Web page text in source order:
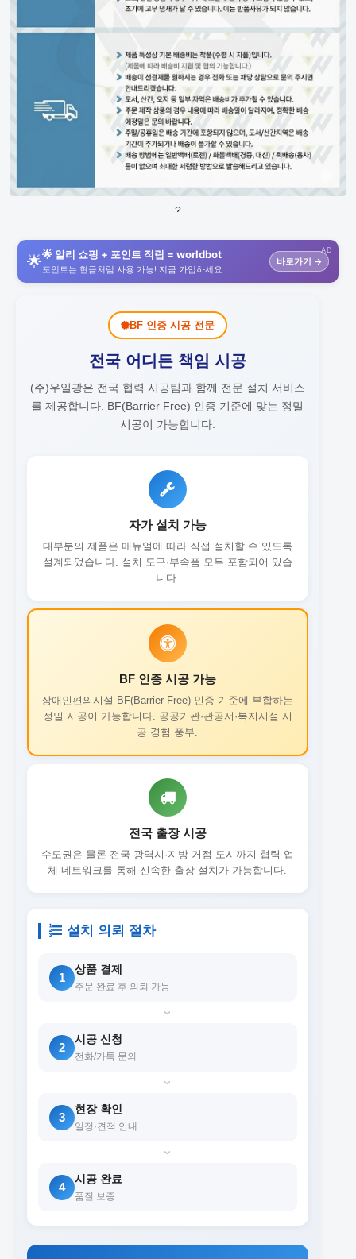
?
AD
🌟🌟 알리 쇼핑 + 포인트 적립 = worldbot
포인트는 현금처럼 사용 가능! 지금 가입하세요
바로가기 →
BF 인증 시공 전문
전국 어디든 책임 시공
(주)우일광은 전국 협력 시공팀과 함께 전문 설치 서비스
를 제공합니다. BF(Barrier Free) 인증 기준에 맞는 정밀
시공이 가능합니다.
자가 설치 가능
대부분의 제품은 매뉴얼에 따라 직접 설치할 수 있도록
설계되었습니다. 설치 도구·부속품 모두 포함되어 있습
니다.
BF 인증 시공 가능
장애인편의시설 BF(Barrier Free) 인증 기준에 부합하는
정밀 시공이 가능합니다. 공공기관·관공서·복지시설 시
공 경험 풍부.
전국 출장 시공
수도권은 물론 전국 광역시·지방 거점 도시까지 협력 업
체 네트워크를 통해 신속한 출장 설치가 가능합니다.
설치 의뢰 절차
1
상품 결제
주문 완료 후 의뢰 가능
›
2
시공 신청
전화/카톡 문의
›
3
현장 확인
일정·견적 안내
›
4
시공 완료
품질 보증